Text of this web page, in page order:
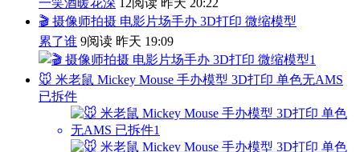
🎬 摄像师拍摄 电影片场手办 3D打印 微缩模型
累了谁 9阅读 昨天 19:09
🐭 米老鼠 Mickey Mouse 手办模型 3D打印 单色无AMS
已拆件